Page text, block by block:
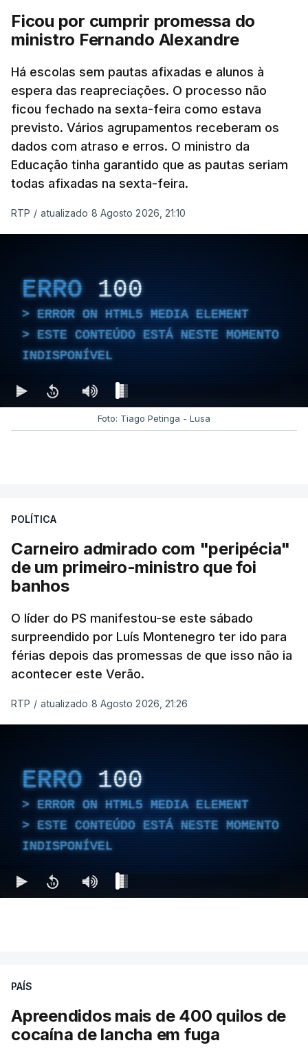
Ficou por cumprir promessa do
ministro Fernando Alexandre
Há escolas sem pautas afixadas e alunos à
espera das reapreciações. O processo não
ficou fechado na sexta-feira como estava
previsto. Vários agrupamentos receberam os
dados com atraso e erros. O ministro da
Educação tinha garantido que as pautas seriam
todas afixadas na sexta-feira.
RTP / atualizado 8 Agosto 2026, 21:10
ERRO 100
ERROR ON HTML5 MEDIA ELEMENT
ESTE CONTEÚDO ESTÁ NESTE MOMENTO
INDISPONÍVEL
Foto: Tiago Petinga - Lusa
POLÍTICA
Carneiro admirado com "peripécia"
de um primeiro-ministro que foi
banhos
O líder do PS manifestou-se este sábado
surpreendido por Luís Montenegro ter ido para
férias depois das promessas de que isso não ia
acontecer este Verão.
RTP / atualizado 8 Agosto 2026, 21:26
ERRO 100
ERROR ON HTML5 MEDIA ELEMENT
ESTE CONTEÚDO ESTÁ NESTE MOMENTO
INDISPONÍVEL
PAÍS
Apreendidos mais de 400 quilos de
cocaína de lancha em fuga